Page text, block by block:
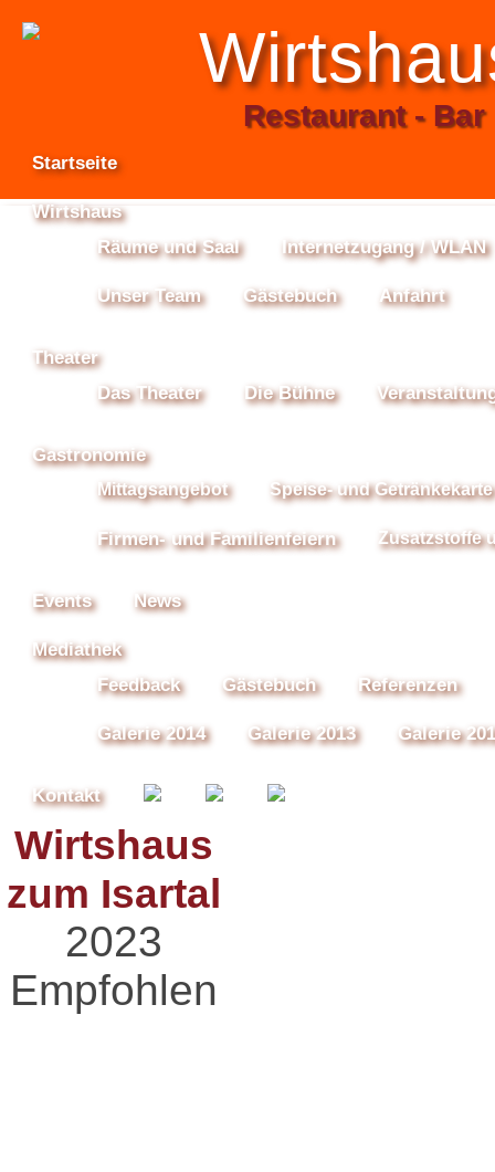
Restaurant -
Startseite
Wirtshaus
Räume und Saal
Internetzugang / WLAN
Unser Team Gästebuch Anfahrt
Theater
Das Theater
Die Bühne
Gastronomie
Mittagsangebot Speise- und Getränkekarte
Firmen- und Familienfeiern Zusatzstoffe
Events News
Mediathek
Feedback
Gästebuch Referenzen
Galerie 2014 Galerie 2013 Galerie
Kontakt
Wirtshaus
zum Isartal
2023
Empfohlen